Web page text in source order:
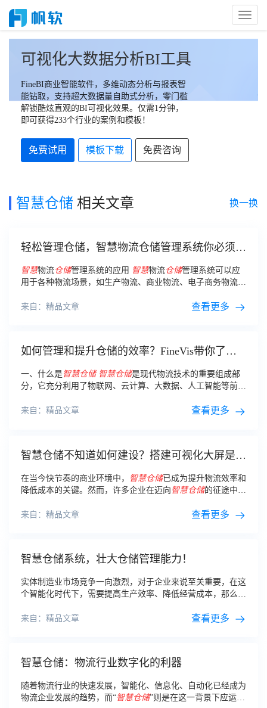
Toggle
可视化大数据分析BI工具
FineBI商业智能软件，多维动态分析与报表智
能钻取，支持超大数据量自助式分析，零门槛
解锁酷炫直观的BI可视化效果。仅需1分钟，
即可获得233个行业的案例和模板！
免费试用 模板下载 免费咨询
智慧仓储 相关文章 换一换
轻松管理仓储，智慧物流仓储管理系统你必须要
知道！
智慧物流仓储管理系统的应用 智慧物流仓储管理系统可以应
用于各种物流场景，如生产物流、商业物流、电子商务物流
来自：精品文章
查看更多
如何管理和提升仓储的效率？FineVis带你了解
什么是智慧仓储！
一、什么是智慧仓储 智慧仓储是现代物流技术的重要组成部
分，它充分利用了物联网、云计算、大数据、人工智能等前沿
来自：精品文章
查看更多
智慧仓储不知道如何建设？搭建可视化大屏是关
在当今快节奏的商业环境中， 智慧仓储已成为提升物流效率和
降低成本的关键。然而，许多企业在迈向 智慧仓储的征途中遇
来自：精品文章
查看更多
智慧仓储系统，壮大仓储管理能力！
实体制造业市场竞争一向激烈，对于企业来说至关重要，在这
个智能化时代下，需要提高生产效率、降低经营成本，那么
题？
来自：精品文章 查看更多
智慧仓储：物流行业数字化的利器
随着物流行业的快速发展，智能化、信息化、自动化已经成为
物流企业发展的趋势，而“智慧仓储”则是在这一背景下应运而